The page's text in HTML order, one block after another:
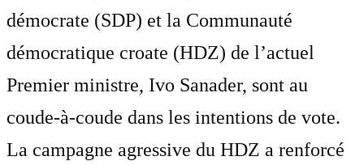
démocrate (SDP) et la Communauté
démocratique croate (HDZ) de l’actuel
Premier ministre, Ivo Sanader, sont au
coude-à-coude dans les intentions de vote.
La campagne agressive du HDZ a renforcé